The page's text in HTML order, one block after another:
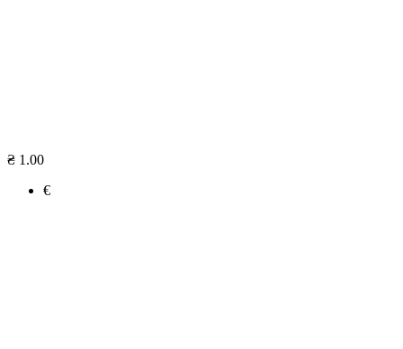
₴ 1.00
€